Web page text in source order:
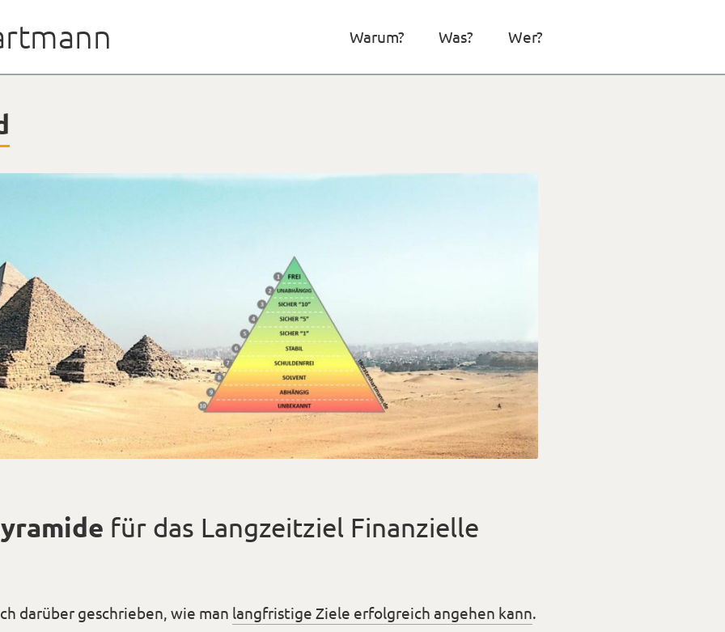
Warum? Was? Wer?
für das Langzeitziel Finanzielle
darüber geschrieben, wie man langfristige Ziele erfolgreich angehen kann.